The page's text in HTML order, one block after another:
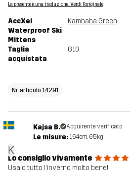
La presente è una traduzione. Verdi l'originale
AccXel
Waterproof Ski
Mittens
Kambaba Green
Taglia
acquistata
G10
Nr articolo 14291
K
Kajsa B. Acquirente verificato
Le misure: 164cm, 65kg
Lo consiglio vivamente
Usalo tutto l'inverno molto bene!